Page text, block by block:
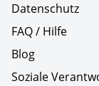
Datenschutz
FAQ / Hilfe
Blog
Soziale